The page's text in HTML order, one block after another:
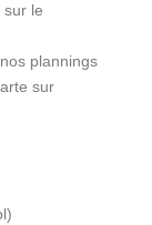
sur le
plannings
sur